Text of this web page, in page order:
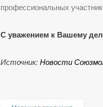
профессиональных
С уважением к Вашему
Источник: Новости